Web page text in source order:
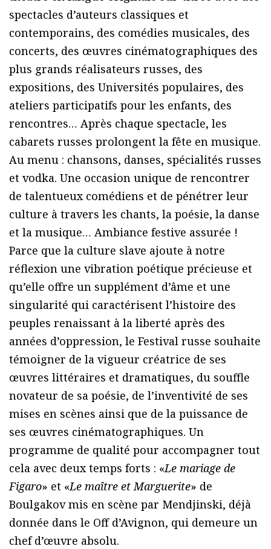
spectacles d’auteurs classiques et
contemporains, des comédies musicales, des
concerts, des œuvres cinématographiques des
plus grands réalisateurs russes, des
expositions, des Universités populaires, des
ateliers participatifs pour les enfants, des
rencontres… Après chaque spectacle, les
cabarets russes prolongent la fête en musique.
Au menu : chansons, danses, spécialités russes
et vodka. Une occasion unique de rencontrer
de talentueux comédiens et de pénétrer leur
culture à travers les chants, la poésie, la danse
et la musique… Ambiance festive assurée !
Parce que la culture slave ajoute à notre
réflexion une vibration poétique précieuse et
qu’elle offre un supplément d’âme et une
singularité qui caractérisent l’histoire des
peuples renaissant à la liberté après des
années d’oppression, le Festival russe souhaite
témoigner de la vigueur créatrice de ses
œuvres littéraires et dramatiques, du souffle
novateur de sa poésie, de l’inventivité de ses
mises en scènes ainsi que de la puissance de
ses œuvres cinématographiques. Un
programme de qualité pour accompagner tout
cela avec deux temps forts : «Le mariage de
Figaro» et «Le maître et Marguerite» de
Boulgakov mis en scène par Mendjinski, déjà
donnée dans le Off d’Avignon, qui demeure un
chef d’œuvre absolu.